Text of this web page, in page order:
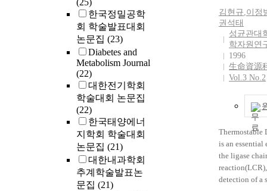
(25)
한국정밀공학
회 학술발표대회
논문집 (23)
Diabetes and
Metabolism Journal
(22)
대한전기학회
학술대회 논문집
(22)
한국태양에너
지학회 학술대회
논문집 (21)
대한내과학회
추계학술발표논
문집 (21)
concerning
security and
were the
international
security law.
that, the
agreement
minimum
ratifications
made by
workers have
social
김현규,이정
권석태
성균관대
학자원연
1996
生命資源
Vol.3 No.2
Thermostable
is an essential
the ligase
detection of a